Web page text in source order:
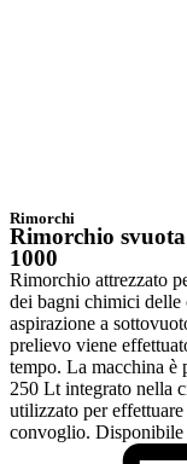
Rimorchi
Rimorchio
1000
Rimorchio attrezzato
dei bagni chimici delle
aspirazione a
prelievo viene
tempo. La macchina è
250 Lt integrato nella
utilizzato per
convoglio. Disponibile